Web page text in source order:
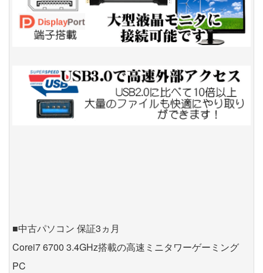
■中古パソコン 保証3ヵ月
Corei7 6700 3.4GHz搭載の高速ミニタワーゲーミング
PC